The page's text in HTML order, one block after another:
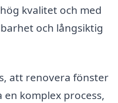
kvalitet och med
och långsiktig
att renovera fönster
en komplex process,